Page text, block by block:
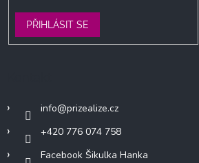
PŘIHLÁSIT SE
info@prizealize.cz
+420 776 074 758
Facebook Šikulka Hanka